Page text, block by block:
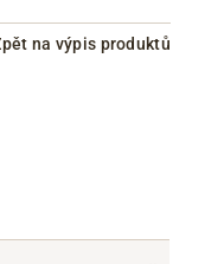
na výpis produktů